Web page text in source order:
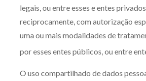
legais, ou entre esses e entes privados,
reciprocamente, com autorização
uma ou mais modalidades de
por esses entes públicos, ou entre
O uso compartilhado de dados